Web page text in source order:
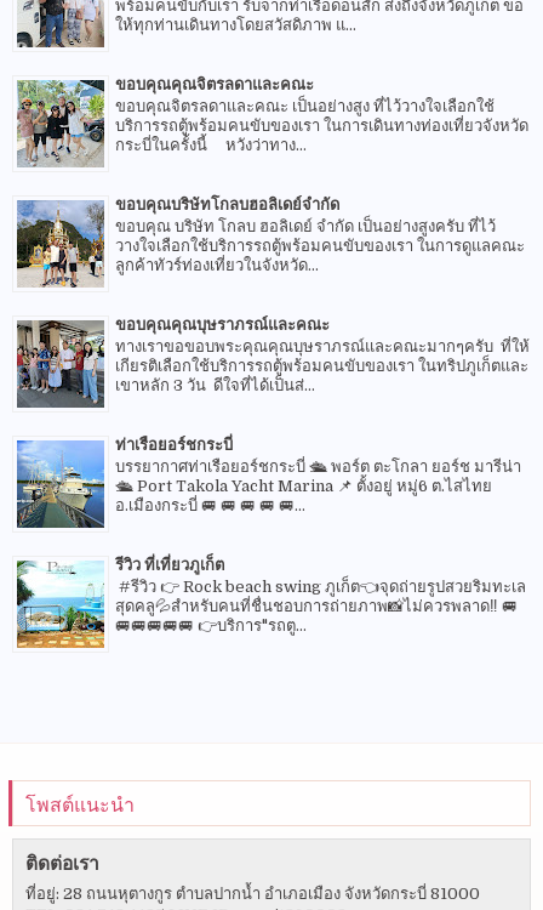
พร้อมคนขับกับเรา รับจากท่าเรือดอนสัก ส่งถึงจังหวัดภูเก็ต ขอ
ให้ทุกท่านเดินทางโดยสวัสดิภาพ แ...
ขอบคุณคุณจิตรลดาและคณะ
ขอบคุณจิตรลดาและคณะ เป็นอย่างสูง ที่ไว้วางใจเลือกใช้
บริการรถตู้พร้อมคนขับของเรา ในการเดินทางท่องเที่ยวจังหวัด
กระบี่ในครั้งนี้ หวังว่าทาง...
ขอบคุณบริษัทโกลบฮอลิเดย์จำกัด
ขอบคุณ บริษัท โกลบ ฮอลิเดย์ จำกัด เป็นอย่างสูงครับ ที่ไว้
วางใจเลือกใช้บริการรถตู้พร้อมคนขับของเรา ในการดูแลคณะ
ลูกค้าทัวร์ท่องเที่ยวในจังหวัด...
ขอบคุณคุณบุษราภรณ์และคณะ
ทางเราขอขอบพระคุณคุณบุษราภรณ์และคณะมากๆครับ ที่ให้
เกียรติเลือกใช้บริการรถตู้พร้อมคนขับของเรา ในทริปภูเก็ตและ
เขาหลัก 3 วัน ดีใจที่ได้เป็นส่...
ท่าเรือยอร์ชกระบี่
บรรยากาศท่าเรือยอร์ชกระบี่ 🛳 พอร์ต ตะโกลา ยอร์ช มารีน่า
🛳 Port Takola Yacht Marina 📌 ตั้งอยู่ หมู่6 ต.ไสไทย
อ.เมืองกระบี่ 🚐 🚐 🚐 🚐 🚐...
รีวิว ที่เที่ยวภูเก็ต
#รีวิว 👉 Rock beach swing ภูเก็ต👈จุดถ่ายรูปสวยริมทะเล
สุดคลู💦สำหรับคนที่ชื่นชอบการถ่ายภาพ📸ไม่ควรพลาด‼️ 🚐
🚐🚐🚐🚐🚐 👉บริการ"รถตู...
โพสต์แนะนำ
ติดต่อเรา
ที่อยู่: 28 ถนนหุตางกูร ตำบลปากน้ำ อำเภอเมือง จังหวัดกระบี่ 81000